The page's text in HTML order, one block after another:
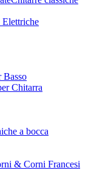
Elettriche
Basso
Chitarra
a bocca
& Corni Francesi